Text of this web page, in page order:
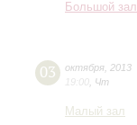
Большой зал
03 октября 2013
19:00 Чт
Малый зал